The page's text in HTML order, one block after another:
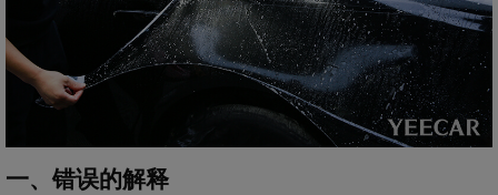
一、错误的解释